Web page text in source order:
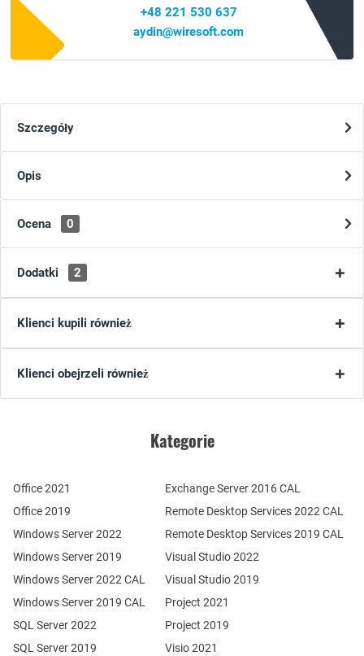
+48 221 530 637
aydin@wiresoft.com
Szczegóły
Opis
Ocena 0
Dodatki 2
Klienci kupili również
Klienci obejrzeli również
Kategorie
Office 2021
Office 2019
Windows Server 2022
Windows Server 2019
SQL Server 2022
SQL Server 2019
Windows Server 2022 CAL
Windows Server 2019 CAL
Remote Desktop Services 2022 CAL
Remote Desktop Services 2019 CAL
Exchange Server 2016 CAL
Visual Studio 2022
Visual Studio 2019
Project 2021
Project 2019
Visio 2021